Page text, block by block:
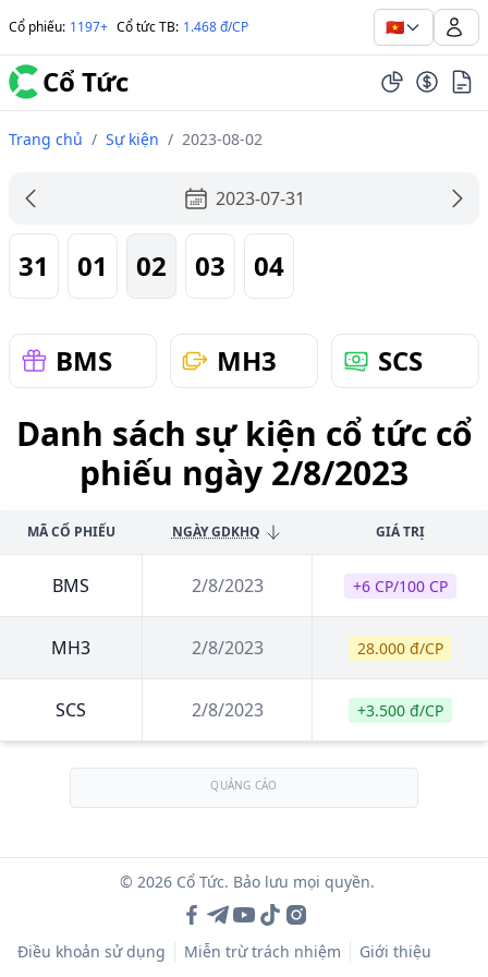
Cổ phiếu: 1197+ Cổ tức TB: 1.468 đ/CP 🇻🇳
Cổ Tức
Trang chủ / Sự kiện / 2023-08-02
2023-07-31
31 01 02 03 04
BMS MH3 SCS
Danh sách sự kiện cổ tức cổ
phiếu ngày 2/8/2023
MÃ CỔ PHIẾU NGÀY GDKHQ GIÁ TRỊ
BMS 2/8/2023 +6 CP/100 CP
MH3 2/8/2023 28.000 đ/CP
SCS 2/8/2023 +3.500 đ/CP
QUẢNG CÁO
© 2026 Cổ Tức. Bảo lưu mọi quyền.
Điều khoản sử dụng Miễn trừ trách nhiệm Giới thiệu